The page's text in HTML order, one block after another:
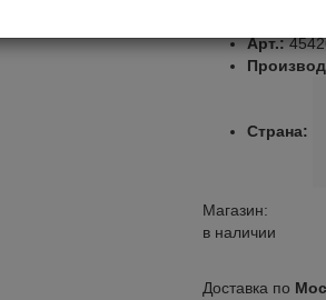
Арт.:
Страна:
Магазин:
в наличии
Доставка по